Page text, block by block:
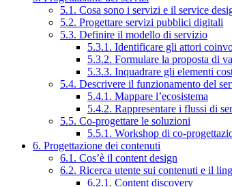
5.1. Cosa sono i servizi e il service
5.2. Progettare servizi pubblici digitali
5.3. Definire il modello di servizio
5.3.1. Identificare gli attori
5.3.2. Formulare la proposta di
5.3.3. Inquadrare gli elementi
5.4. Descrivere il funzionamento del
5.4.1. Mappare l’ecosistema
5.4.2. Rappresentare i flussi di
5.5. Co-progettare le soluzioni
5.5.1. Workshop di co-
6. Progettazione dei contenuti
6.1. Cos’è il content design
6.2. Ricerca utente sui contenuti e il
6.2.1. Content discovery